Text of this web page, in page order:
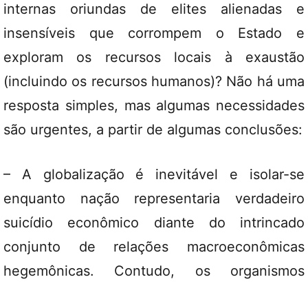
internas oriundas de elites alienadas e
insensíveis que corrompem o Estado e
exploram os recursos locais à exaustão
(incluindo os recursos humanos)? Não há uma
resposta simples, mas algumas necessidades
são urgentes, a partir de algumas conclusões:
– A globalização é inevitável e isolar-se
enquanto nação representaria verdadeiro
suicídio econômico diante do intrincado
conjunto de relações macroeconômicas
hegemônicas. Contudo, os organismos